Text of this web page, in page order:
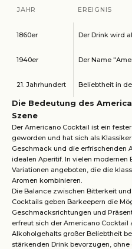
JAHR EREIGNIS
1860er Der Drink wird
1940er Der Name
21. Jahrhundert Beliebtheit in
Die Bedeutung des
Szene
Der Americano Cocktail ist ein
geworden und hat sich als
Geschmack und die erfrischenden
idealen Aperitif. In vielen modernen
Variationen angeboten, die die
Aromen kombinieren.
Die Balance zwischen Bitterkeit
Cocktails geben Barkeepern die
Geschmacksrichtungen und
erfreut sich der Americano Cocktail
Alkoholgehalts großer Beliebtheit
stärkenden Drink bevorzugen,